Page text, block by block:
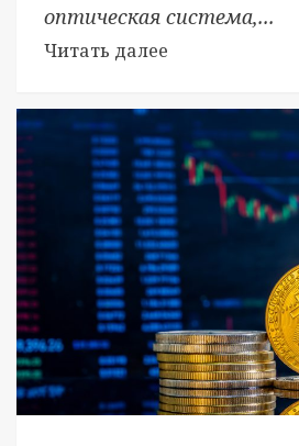
оптическая система,...
Читать далее